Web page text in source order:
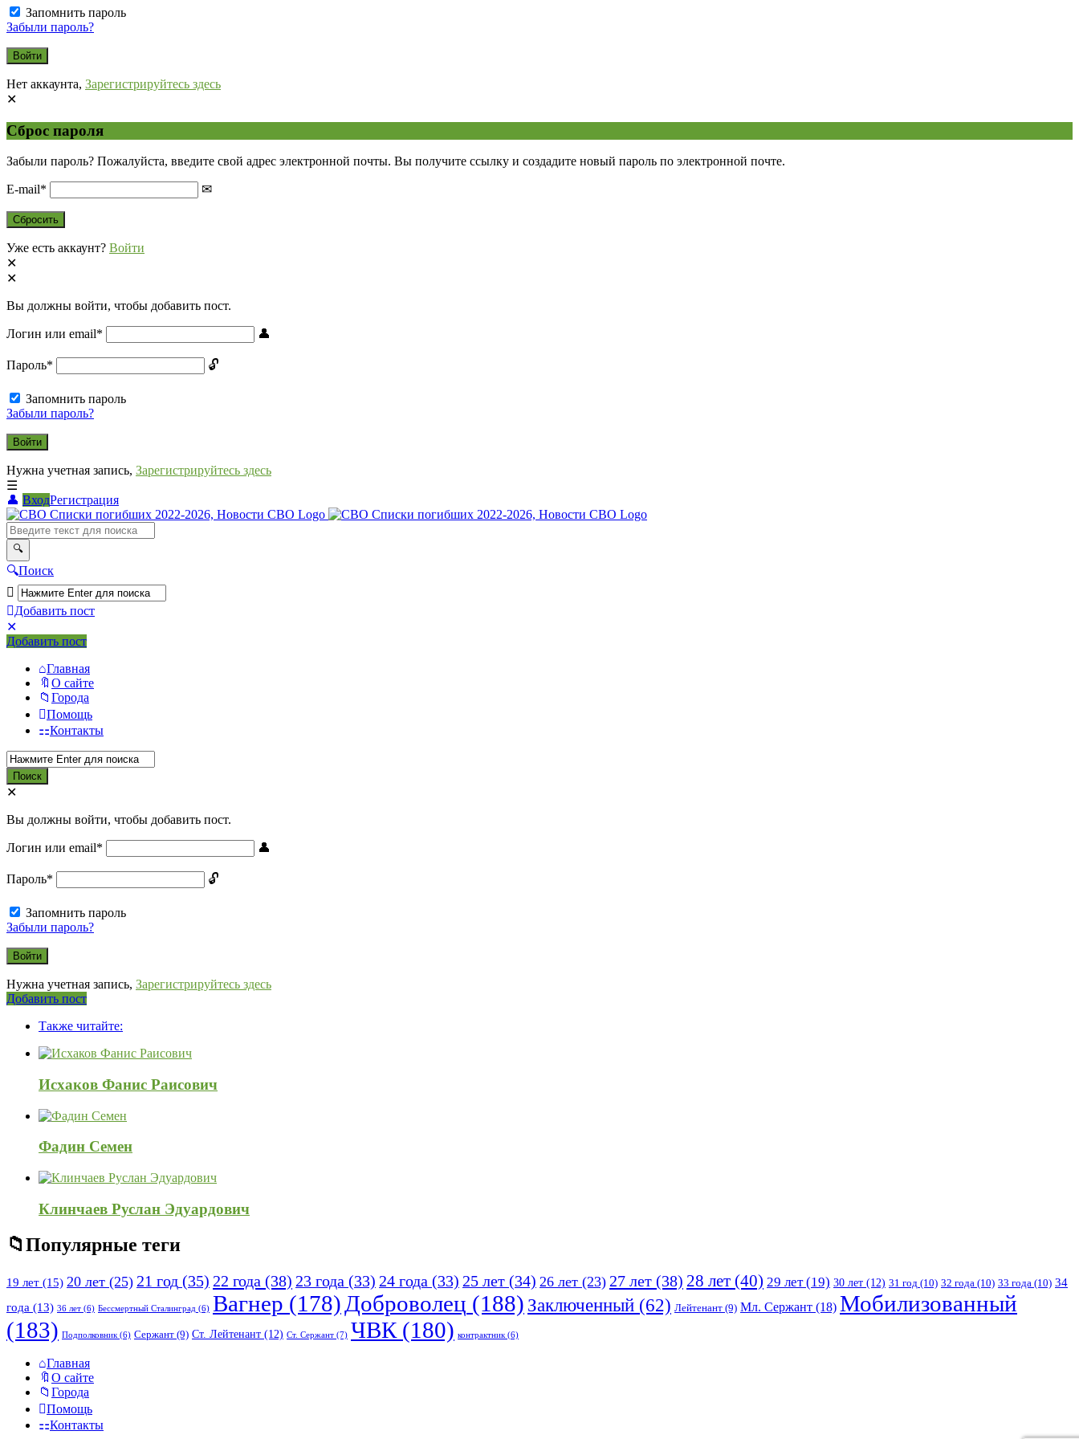
Запомнить пароль
Забыли пароль?
Нет аккаунта, Зарегистрируйтесь здесь
Сброс пароля
Забыли пароль? Пожалуйста, введите свой адрес электронной почты. Вы получите ссылку и создадите новый пароль по электронной почте.
E-mail*
Уже есть аккаунт? Войти
Вы должны войти, чтобы добавить пост.
Логин или email*
Пароль*
Запомнить пароль
Забыли пароль?
Нужна учетная запись, Зарегистрируйтесь здесь
ВходРегистрация
СВО
Списки
погибших
2022-
2026,
Новости
СВО
Поиск
Добавить пост
Мобильное
меню
Добавить пост
Главная
О сайте
Города
Помощь
Контакты
Вы должны войти, чтобы добавить пост.
Логин или email*
Пароль*
Запомнить пароль
Забыли пароль?
Нужна учетная запись, Зарегистрируйтесь здесь
Боковая
панель
Добавить пост
Также читайте:
Исхаков Фанис Раисович
Фадин Семен
Клинчаев Руслан Эдуардович
Популярные теги
19 лет (15) 20 лет (25) 21 год (35) 22 года (38) 23 года (33) 24 года (33) 25 лет (34) 26 лет (23) 27 лет (38) 28 лет (40) 29 лет(19) 30 лет (12) 31 год (10) 32 года (10) 33 года (10) 34
года (13) 36 лет (6) Бессмертный Сталинград (6) Вагнер (178) Доброволец (188) Заключенный (62) Лейтенант (9) Мл. Сержант (18) Мобилизованный
(183) Подполковник (6) Сержант (9) Ст. Лейтенант (12) Ст. Сержант (7) ЧВК (180) контрактник (6)
Исследовать
Главная
О сайте
Города
Помощь
Контакты